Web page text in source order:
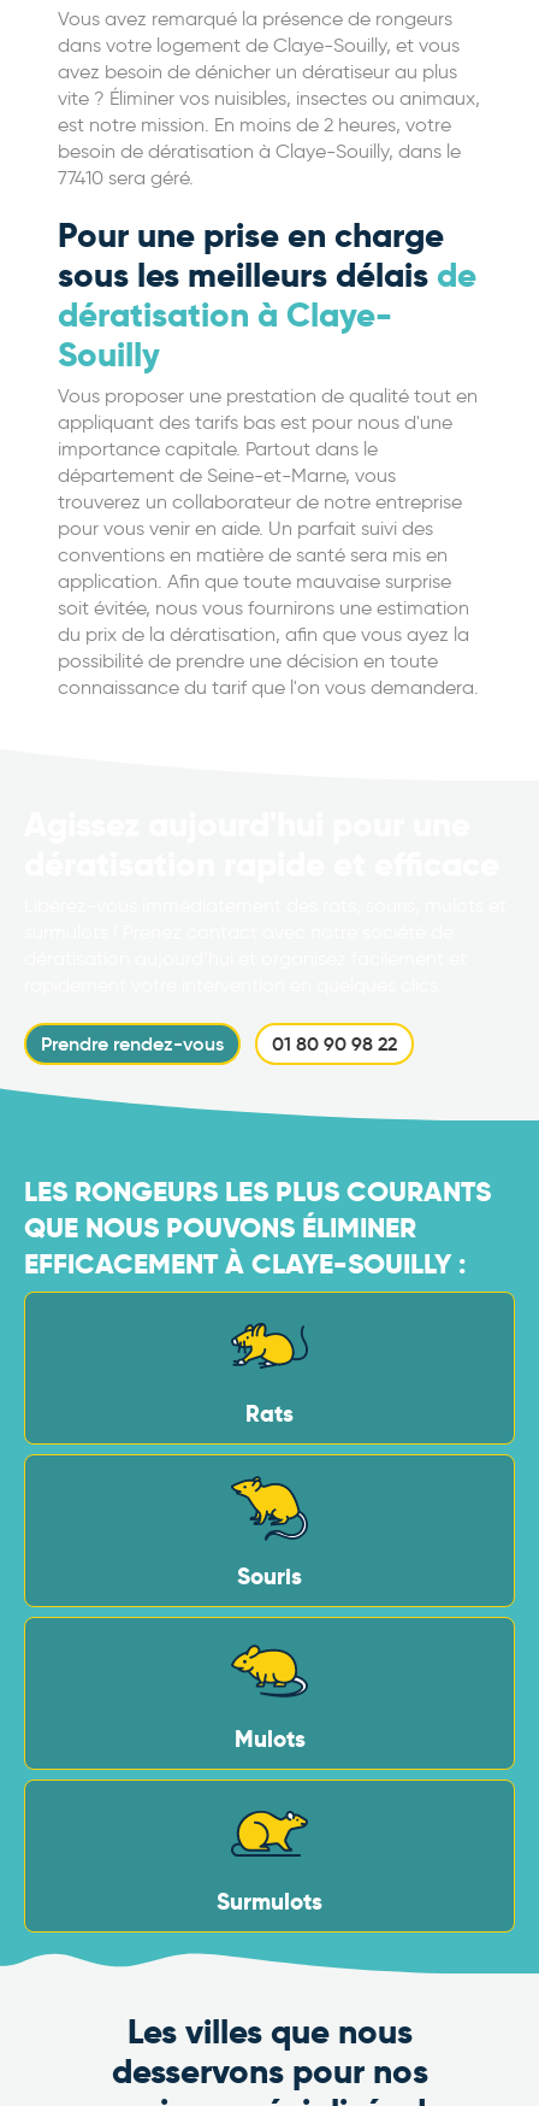
Vous avez remarqué la présence de rongeurs
dans votre logement de Claye-Souilly, et vous
avez besoin de dénicher un dératiseur au plus
vite ? Éliminer vos nuisibles, insectes ou animaux,
est notre mission. En moins de 2 heures, votre
besoin de dératisation à Claye-Souilly, dans le
77410 sera géré.
Pour une prise en charge
sous les meilleurs délais de
dératisation à Claye-
Souilly
Vous proposer une prestation de qualité tout en
appliquant des tarifs bas est pour nous d'une
importance capitale. Partout dans le
département de Seine-et-Marne, vous
trouverez un collaborateur de notre entreprise
pour vous venir en aide. Un parfait suivi des
conventions en matière de santé sera mis en
application. Afin que toute mauvaise surprise
soit évitée, nous vous fournirons une estimation
du prix de la dératisation, afin que vous ayez la
possibilité de prendre une décision en toute
connaissance du tarif que l'on vous demandera.
Prendre rendez-vous 01 80 90 98 22
LES RONGEURS LES PLUS COURANTS
QUE NOUS POUVONS ÉLIMINER
EFFICACEMENT À CLAYE-SOUILLY :
Rats
Souris
Mulots
Surmulots
Les villes que nous
desservons pour nos